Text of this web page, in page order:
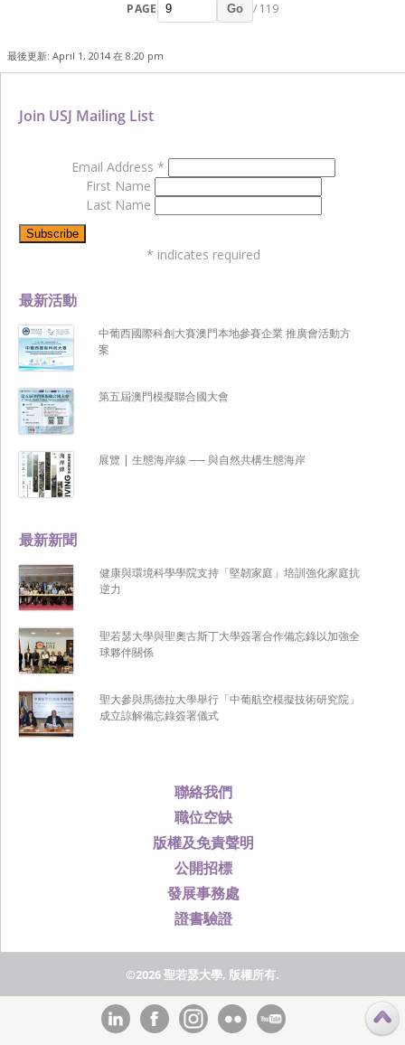
PAGE Go / 119
最後更新: April 1, 2014 在 8:20 pm
聯絡我們
職位空缺
版權及免責聲明
公開招標
發展事務處
證書驗證
最新新聞
健康與環境科學學院支持「堅韌家庭」培訓強化家庭抗
逆力
聖若瑟大學與聖奧古斯丁大學簽署合作備忘錄以加強全
球夥伴關係
聖大參與馬德拉大學舉行「中葡航空模擬技術研究院」
成立諒解備忘錄簽署儀式
最新活動
中葡西國際科創大賽澳門本地參賽企業 推廣會活動方
案
第五屆澳門模擬聯合國大會
展覽 | 生態海岸線 ── 與自然共構生態海岸
Join USJ Mailing List
Email Address *
First Name
Last Name
* indicates required
©2026 聖若瑟大學, 版權所有.